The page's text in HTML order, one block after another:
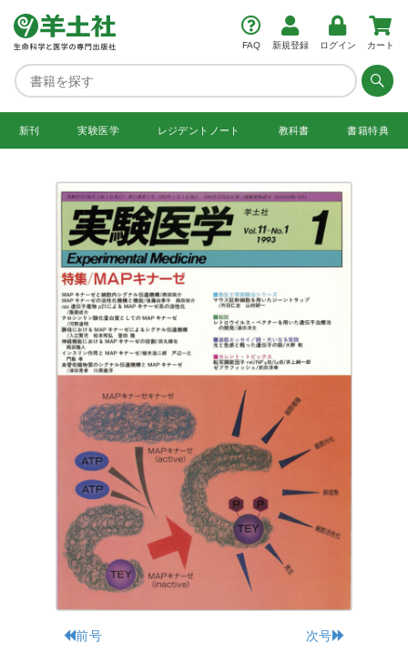
FAQ 新規登録 ログイン カート
新刊 実験医学 レジデント ノート 教科書 書籍特典
前号 次号